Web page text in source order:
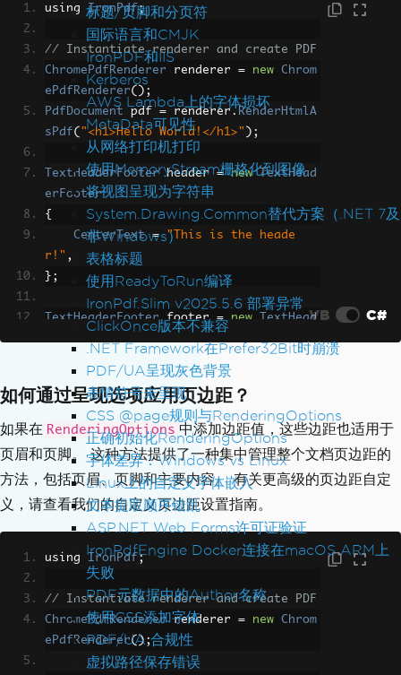
标题/页脚和分页符
国际语言和CMJK
IronPDF和IIS
Kerberos
AWS Lambda上的字体损坏
MetaData可见性
从网络打印机打印
使用MemoryStream栅格化到图像
将视图呈现为字符串
System.Drawing.Common替代方案（.NET 7及
非Windows）
表格标题
使用ReadyToRun编译
IronPdf.Slim v2025.5.6 部署异常
ClickOnce版本不兼容
.NET Framework在Prefer32Bit时崩溃
PDF/UA呈现灰色背景
表情符号未呈现
CSS @page规则与RenderingOptions
正确初始化RenderingOptions
字体差异：Windows vs Linux
Linux上的自定义字体嵌入
文本提取顺序错乱
ASP.NET Web Forms许可证验证
IronPdfEngine Docker连接在macOS ARM上
失败
PDF元数据中的Author名称
使用CSS添加字体
PDF/UA 合规性
虚拟路径保存错误
using IronPdf;
// Instantiate renderer and create PDF
ChromePdfRenderer renderer = new
Chrom
ePdfRenderer();
PdfDocument pdf = renderer . RenderHtmlA
sPdf( "<h1>Hello World!</h1>" );
TextHeaderFooter header = new
TextHead
erFooter
{
CenterText
=
"This is the heade
r!" ,
};
TextHeaderFooter footer = new
TextHead
CenterText
=
"This is the foote
r!",
pdf .AddTextHeaders(header, 35, 30,
2
5);
// Left Margin = 35, Right Margin
= 30, Top Margin = 25
.AddTextFooters(footer, 35, 30,
2
// Margin values are in mm
VB C#
如何通过呈现选项应用页边距？
如果在 RenderingOptions 中添加边距值，这些边距也适用于
页眉和页脚。 这种方法提供了一种集中管理整个文档页边距的
方法，包括页眉、页脚和主要内容。 有关更高级的页边距自定
义，请查看我们的自定义页边距设置指南。
using IronPdf;
// Instantiate renderer and create PDF
ChromePdfRenderer renderer = new
Chrom
ePdfRenderer();